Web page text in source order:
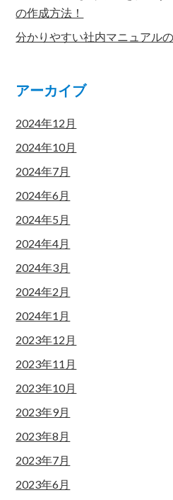
の作成方法！
分かりやすい社内マニュアル
アーカイブ
2024年12月
2024年10月
2024年7月
2024年6月
2024年5月
2024年4月
2024年3月
2024年2月
2024年1月
2023年12月
2023年11月
2023年10月
2023年9月
2023年8月
2023年7月
2023年6月